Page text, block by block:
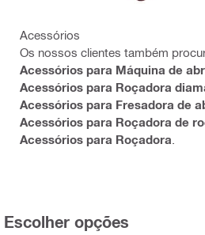
Acessórios
Os nossos clientes também
Acessórios para Máquina de
Acessórios para Roçadora
Acessórios para Fresadora de
Acessórios para Roçadora de
Acessórios para Roçadora
Escolher opções